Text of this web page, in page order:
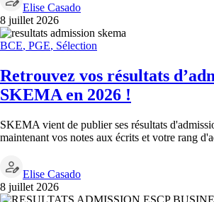
Elise Casado
8 juillet 2026
BCE, PGE, Sélection
Retrouvez vos résultats
SKEMA en 2026 !
SKEMA vient de publier ses résultats
maintenant vos notes aux écrits et votre rang
Elise Casado
8 juillet 2026